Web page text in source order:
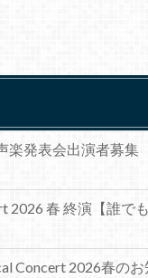
楽発表会出演者募集
2026 春 終演【誰で
Concert 2026春の